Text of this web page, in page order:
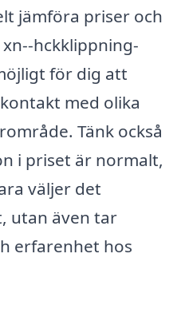
jämföra priser och
hckklippning-
för dig att
med olika
Tänk också
i priset är normalt,
väljer det
utan även tar
erfarenhet hos